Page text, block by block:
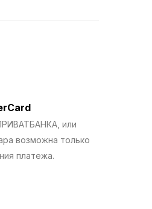
или
возможна только
платежа.